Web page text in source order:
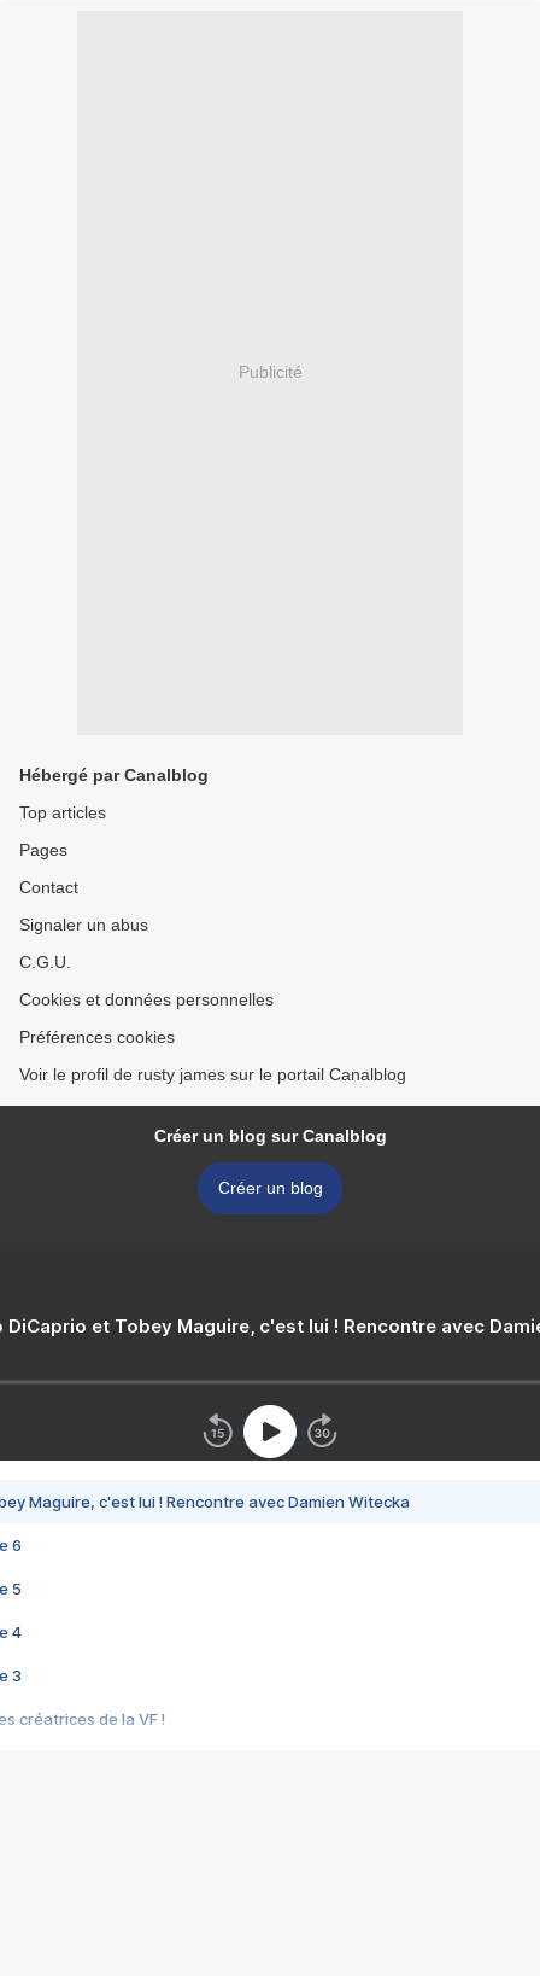
Publicité
Hébergé par Canalblog
Top articles
Pages
Contact
Signaler un abus
C.G.U.
Cookies et données personnelles
Préférences cookies
Voir le profil de rusty james sur le portail Canalblog
Créer un blog sur Canalblog
Créer un blog
DiCaprio et Tobey Maguire, c'est lui ! Rencontre avec
Maguire, c'est lui ! Rencontre avec Damien Witecka
6
5
4
3
créatrices de la VF !